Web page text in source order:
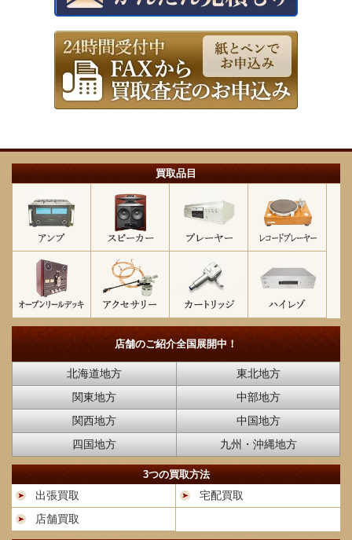
買取品目
店舗のご紹介全国展開中！
北海道地方
東北地方
関東地方
中部地方
関西地方
中国地方
四国地方
九州・沖縄地方
3つの買取方法
出張買取
宅配買取
店舗買取